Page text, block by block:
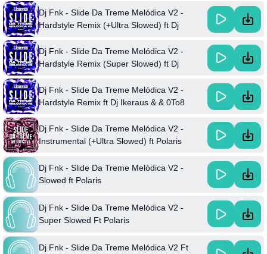
Dj Fnk - Slide Da Treme Melódica V2 -
Hardstyle Remix (+Ultra Slowed) ft Dj
Dj Fnk - Slide Da Treme Melódica V2 -
Hardstyle Remix (Super Slowed) ft Dj
Dj Fnk - Slide Da Treme Melódica V2 -
Hardstyle Remix ft Dj Ikeraus & & 0To8
Dj Fnk - Slide Da Treme Melódica V2 -
Instrumental (+Ultra Slowed) ft Polaris
Dj Fnk - Slide Da Treme Melódica V2 -
Slowed ft Polaris
Dj Fnk - Slide Da Treme Melódica V2 -
Super Slowed Ft Polaris
Dj Fnk - Slide Da Treme Melódica V2 Ft